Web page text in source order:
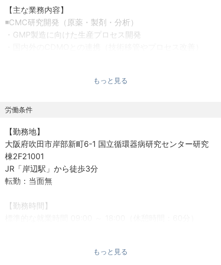
【主な業務内容】
◾️CMC研究開発（原薬・製剤・分析）
・GMP製造に向けた生産プロセス開発
・治験薬製造に向けた社内体制構築
・CTD M2.3およびM3の作成・修正
◾️プロジェクトマネジメント（原薬・製剤・分析）
・CMC戦略立案
・非臨床試験への被験物質供給
【組織構成】
究部」、組織を支える「管理部」で構成されています。
もっと見る
労働条件
【勤務地】
大阪府吹田市岸部新町6-1 国立循環器病研究センター研究
棟2F21001
JR「岸辺駅」から徒歩3分
転勤：当面無
【勤務時間】
※月平均残業：10 ～ 20時間程度
もっと見る